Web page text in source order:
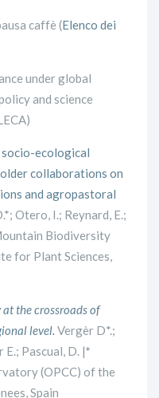
caffè (Elenco dei
under global
and science
socio-ecological
collaborations on
and agropastoral
Otero, I.; Reynard, E.;
Biodiversity
for Plant Sciences,
at the crossroads of
level. Vergèr D*.;
E.; Pascual, D. |*
(OPCC) of the
Spain